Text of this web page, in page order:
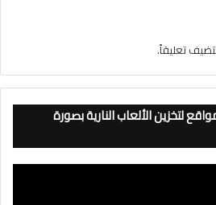
تعليقاً.
لتخزين الألعاب النارية بصورة